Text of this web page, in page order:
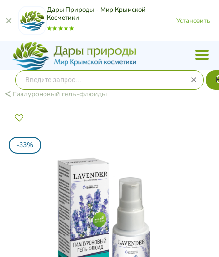
Дары Природы - Мир Крымской
Косметики
Установить
Гиалуроновый гель-флюиды
-33%